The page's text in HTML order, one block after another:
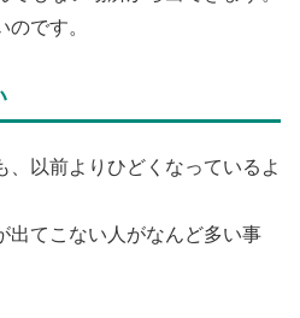
です。
、以前よりひどくなっているよ
出てこない人がなんど多い事